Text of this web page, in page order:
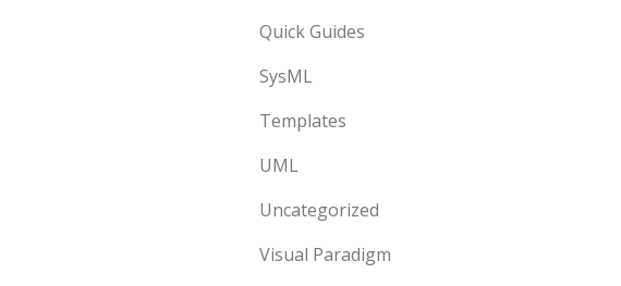
Quick Guides
SysML
Templates
UML
Uncategorized
Visual Paradigm